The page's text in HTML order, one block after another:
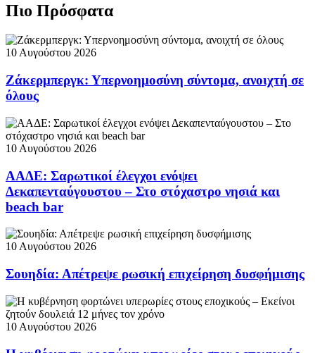
Πιο Πρόσφατα
10 Αυγούστου 2026
Ζάκερμπεργκ: Υπερνοημοσύνη σύντομα, ανοιχτή σε
όλους
10 Αυγούστου 2026
ΑΑΔΕ: Σαρωτικοί έλεγχοι ενόψει
Δεκαπενταύγουστου – Στο στόχαστρο νησιά και
beach bar
10 Αυγούστου 2026
Σουηδία: Απέτρεψε ρωσική επιχείρηση δυσφήμισης
10 Αυγούστου 2026